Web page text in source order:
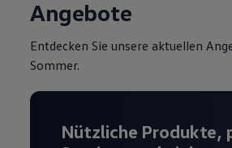
Vorgängermodelle
Volkswagen
Digitale
Lifestyle
Angebote
Entdecken Sie unsere aktuellen
Sommer.
Nützliche Produkte,